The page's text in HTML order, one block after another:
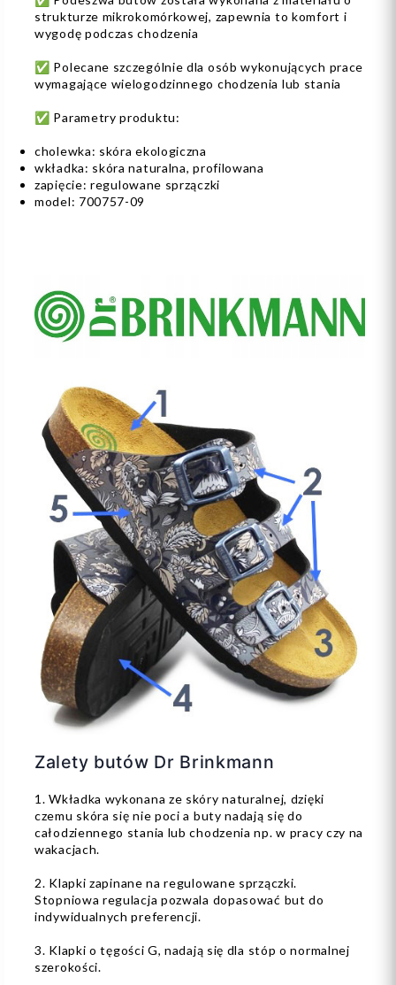
strukturze mikrokomórkowej, zapewnia to komfort i
wygodę podczas chodzenia
✅ Polecane szczególnie dla osób wykonujących prace
wymagające wielogodzinnego chodzenia lub stania
✅ Parametry produktu:
cholewka: skóra ekologiczna
wkładka: skóra naturalna, profilowana
zapięcie: regulowane sprzączki
model: 700757-09
Zalety butów Dr Brinkmann
1. Wkładka wykonana ze skóry naturalnej, dzięki
czemu skóra się nie poci a buty nadają się do
całodziennego stania lub chodzenia np. w pracy czy na
wakacjach.
2. Klapki zapinane na regulowane sprzączki.
Stopniowa regulacja pozwala dopasować but do
indywidualnych preferencji.
3. Klapki o tęgości G, nadają się dla stóp o normalnej
szerokości.